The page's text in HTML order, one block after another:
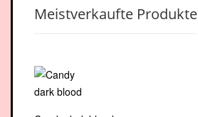
Meistverkaufte Produkte